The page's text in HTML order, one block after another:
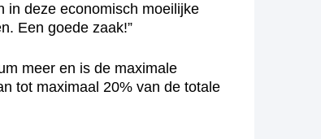
in deze economisch moeilijke
Een goede zaak!”
meer en is de maximale
tot maximaal 20% van de totale